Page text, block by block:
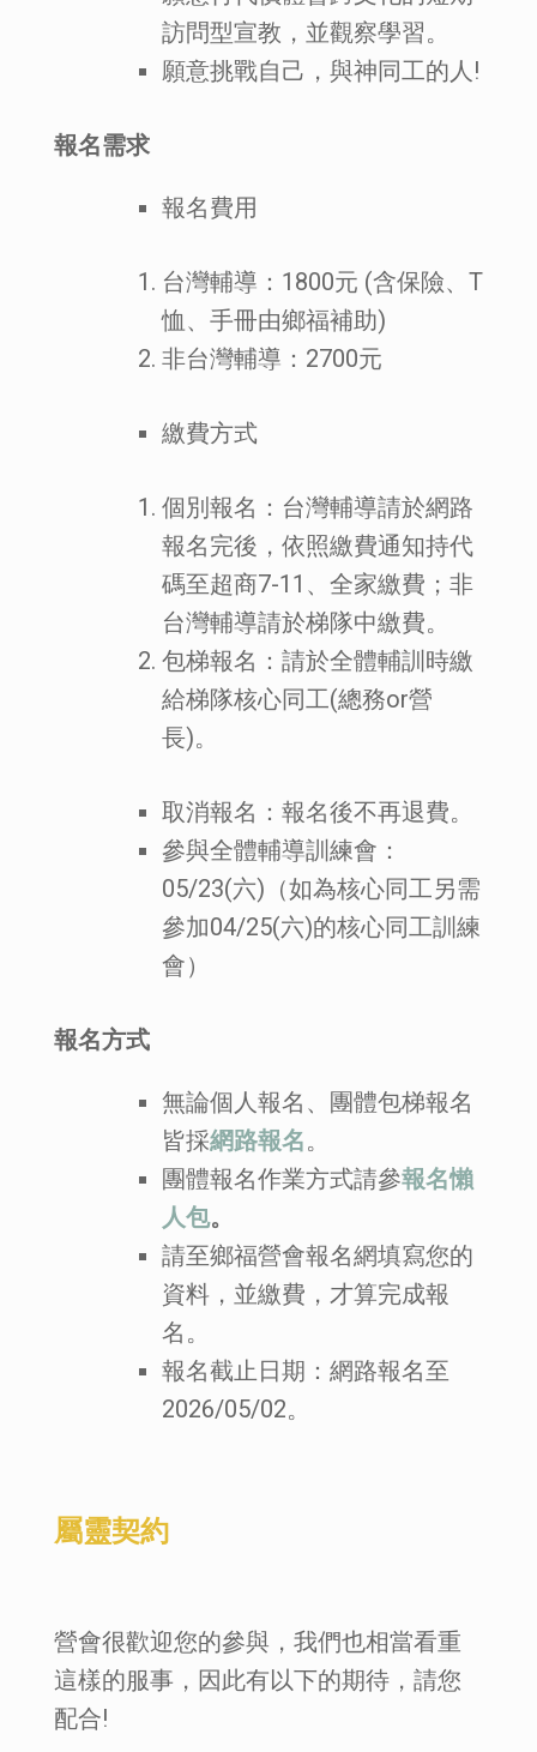
訪問型宣教，並觀察學習。
願意挑戰自己，與神同工的人!
報名需求
報名費用
台灣輔導：1800元 (含保險、T
恤、手冊由鄉福補助)
非台灣輔導：2700元
繳費方式
個別報名：台灣輔導請於網路
報名完後，依照繳費通知持代
碼至超商7-11、全家繳費；非
台灣輔導請於梯隊中繳費。
包梯報名：請於全體輔訓時繳
給梯隊核心同工(總務or營
長)。
取消報名：報名後不再退費。
參與全體輔導訓練會：
05/23(六)（如為核心同工另需
參加04/25(六)的核心同工訓練
會）
報名方式
無論個人報名、團體包梯報名
皆採網路報名。
團體報名作業方式請參報名懶
人包。
請至鄉福營會報名網填寫您的
資料，並繳費，才算完成報
名。
報名截止日期：網路報名至
2026/05/02。
屬靈契約
營會很歡迎您的參與，我們也相當看重
這樣的服事，因此有以下的期待，請您
配合!